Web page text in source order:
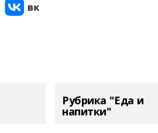
Рубрика "Еда и
напитки"